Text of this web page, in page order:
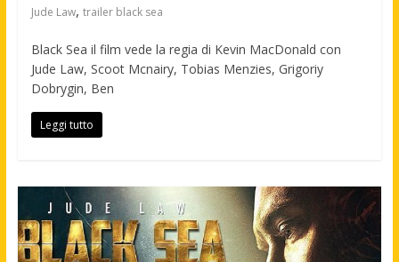
Jude Law, trailer black sea
Black Sea il film vede la regia di Kevin MacDonald con
Jude Law, Scoot Mcnairy, Tobias Menzies, Grigoriy
Dobrygin, Ben
Leggi tutto